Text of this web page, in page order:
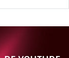
Evil 9